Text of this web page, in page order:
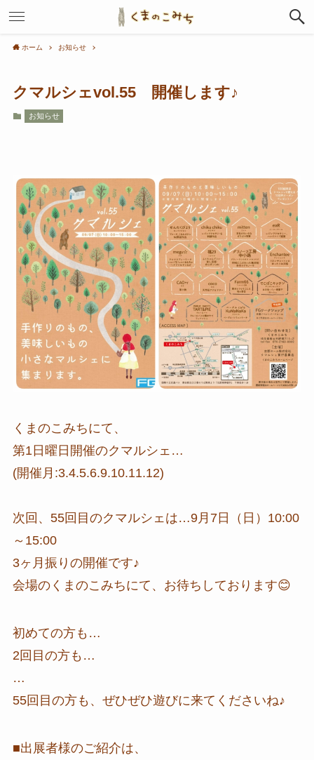
ホーム お知らせ
クマルシェvol.55 開催します♪
お知らせ
くまのこみちにて、
第1日曜日開催のクマルシェ…
(開催月:3.4.5.6.9.10.11.12)
次回、55回目のクマルシェは…9月7日（日）10:00
～15:00
3ヶ月振りの開催です♪
会場のくまのこみちにて、お待ちしております😊
初めての方も…
2回目の方も…
…
55回目の方も、ぜひぜひ遊びに来てくださいね♪
■出展者様のご紹介は、